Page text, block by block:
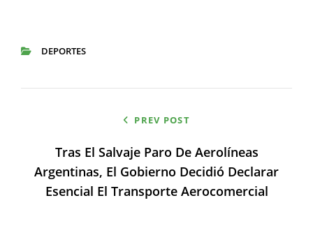
DEPORTES
entradas
PREV POST
Tras El Salvaje Paro De Aerolíneas
Argentinas, El Gobierno Decidió Declarar
Esencial El Transporte Aerocomercial